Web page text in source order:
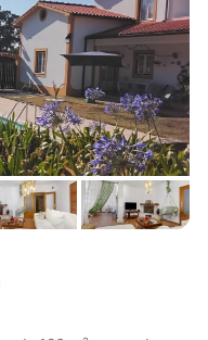
um jardim, terraço